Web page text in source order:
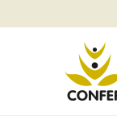
al